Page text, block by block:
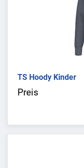
TS Hoody Kinder
Preis